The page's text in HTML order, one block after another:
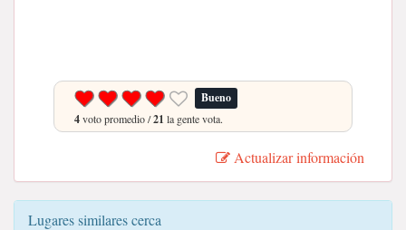
Bueno
4voto promedio /21 la gente vota.
Actualizar información
Lugares similares cerca